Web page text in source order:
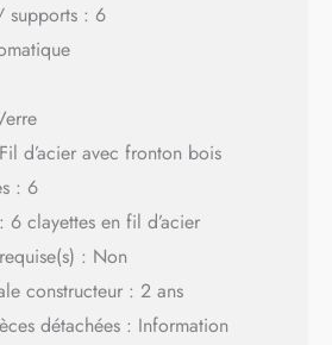
supports : 6
d’acier avec fronton bois
: 6
6 clayettes en fil d’acier
: Non
constructeur : 2 ans
détachées : Information